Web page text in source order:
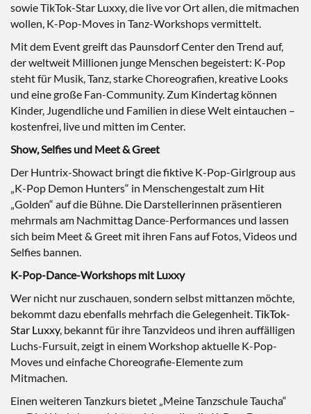
sowie TikTok-Star Luxxy, die live vor Ort allen, die mitmachen
wollen, K-Pop-Moves in Tanz-Workshops vermittelt.
Mit dem Event greift das Paunsdorf Center den Trend auf,
der weltweit Millionen junge Menschen begeistert: K-Pop
steht für Musik, Tanz, starke Choreografien, kreative Looks
und eine große Fan-Community. Zum Kindertag können
Kinder, Jugendliche und Familien in diese Welt eintauchen –
kostenfrei, live und mitten im Center.
Show, Selfies und Meet & Greet
Der Huntrix-Showact bringt die fiktive K-Pop-Girlgroup aus
„K-Pop Demon Hunters“ in Menschengestalt zum Hit
„Golden“ auf die Bühne. Die Darstellerinnen präsentieren
mehrmals am Nachmittag Dance-Performances und lassen
sich beim Meet & Greet mit ihren Fans auf Fotos, Videos und
Selfies bannen.
K-Pop-Dance-Workshops mit Luxxy
Wer nicht nur zuschauen, sondern selbst mittanzen möchte,
bekommt dazu ebenfalls mehrfach die Gelegenheit.TikTok-
Star Luxxy, bekannt für ihre Tanzvideos und ihren auffälligen
Luchs-Fursuit, zeigt in einem Workshop aktuelle K-Pop-
Moves und einfache Choreografie-Elemente zum
Mitmachen.
Einen weiteren Tanzkurs bietet „Meine Tanzschule Taucha“